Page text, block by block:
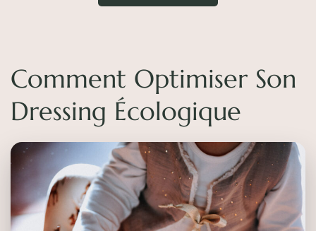
Comment Optimiser Son
Dressing Écologique